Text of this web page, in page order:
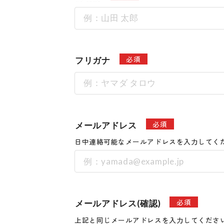
フリガナ 必須
メールアドレス
必須
日中連絡可能なメールアドレスを入力してく
メールアドレス(確認)
必須
上記と同じメールアドレスを入力してくださ